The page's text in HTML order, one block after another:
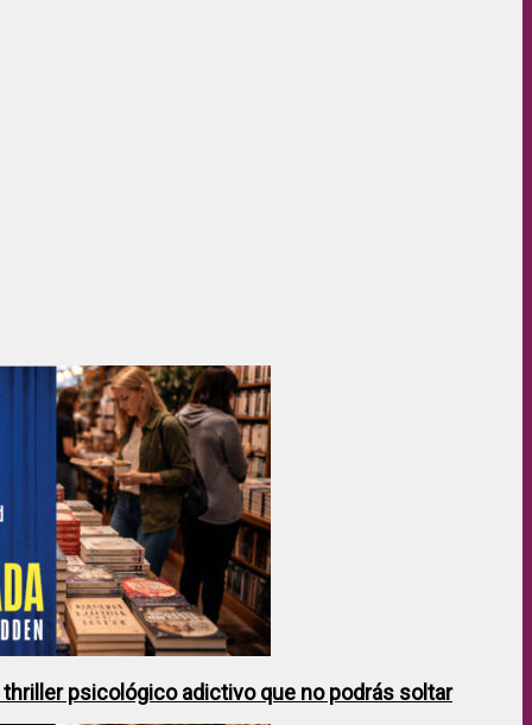
thriller psicológico adictivo que no podrás soltar